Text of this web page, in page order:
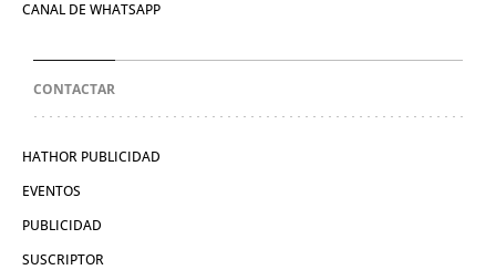
CANAL DE WHATSAPP
CONTACTAR
HATHOR PUBLICIDAD
EVENTOS
PUBLICIDAD
SUSCRIPTOR